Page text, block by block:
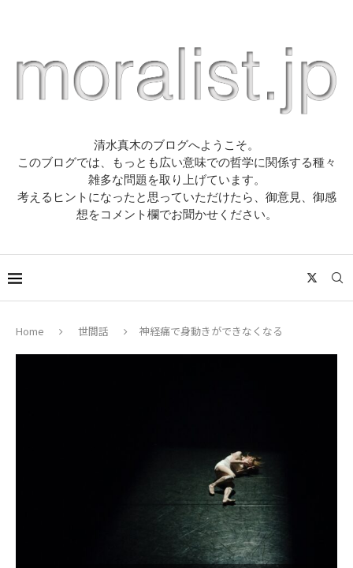
清水真木のブログへようこそ。
このブログでは、もっとも広い意味での哲学に関係する種々
雑多な問題を取り上げています。
考えるヒントになったと思っていただけたら、御意見、御感
想をコメント欄でお聞かせください。
Home 世間話 神経痛で身動きができなくなる